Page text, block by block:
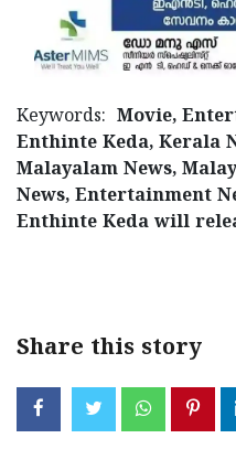
Keywords: Movie,
Enthinte Keda, Kerala
Malayalam News,
News, Entertainment
Enthinte Keda will
Share this story